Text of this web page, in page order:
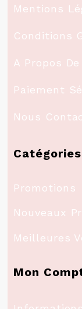
Mentions
Conditions
A Propos
Paiement
Nous
Catégories
Promotions
Nouveaux
Meilleures
Mon